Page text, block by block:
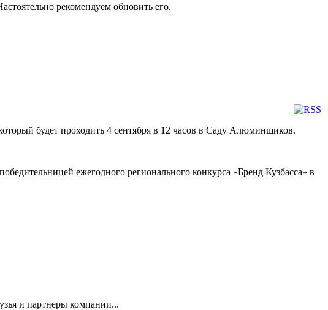
рекомендуем обновить его.
будет проходить 4 сентября в 12 часов в Саду Алюминщиков.
ежегодного регионального конкурса «Бренд Кузбасса» в
и партнеры компании...